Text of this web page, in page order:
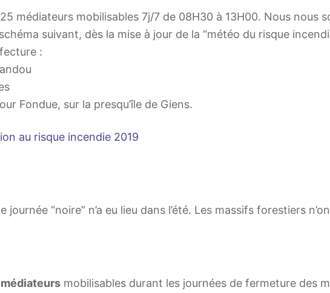
médiateurs mobilisables 7j/7 de 08H30 à 13H00. Nous nous
suivant, dès la mise à jour de la “météo du risque
:
Fondue, sur la presqu’île de Giens.
au risque incendie 2019
“noire” n’a eu lieu dans l’été. Les massifs forestiers
mobilisables durant les journées de fermeture des